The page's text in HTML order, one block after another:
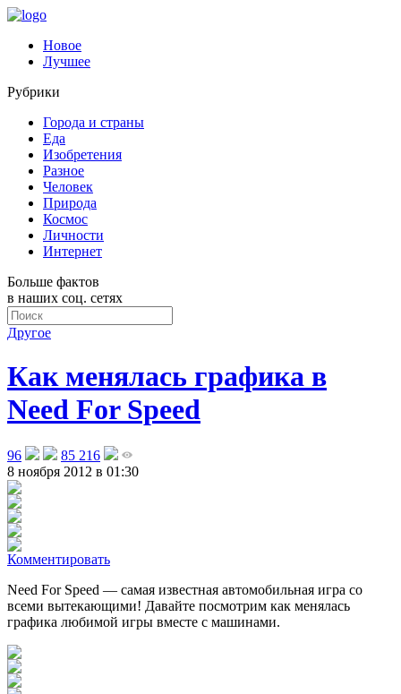
Новое
Лучшее
Рубрики
Города и страны
Еда
Изобретения
Разное
Человек
Природа
Космос
Личности
Интернет
Больше фактов
в наших соц. сетях
Другое
Как менялась графика в
Need For Speed
96
85 216
8 ноября 2012 в 01:30
Комментировать
Need For Speed — самая известная автомобильная игра со
всеми вытекающими! Давайте посмотрим как менялась
графика любимой игры вместе с машинами.